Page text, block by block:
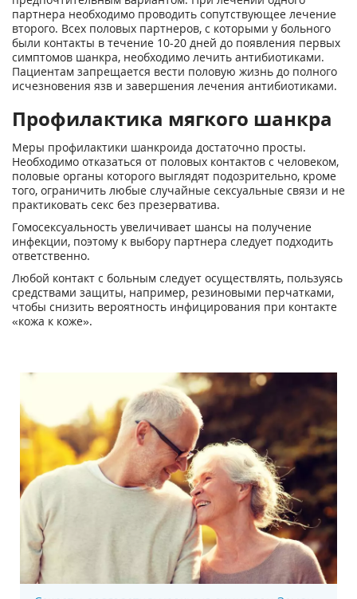
партнера необходимо проводить сопутствующее лечение
второго. Всех половых партнеров, с которыми у больного
были контакты в течение 10-20 дней до появления первых
симптомов шанкра, необходимо лечить антибиотиками.
Пациентам запрещается вести половую жизнь до полного
исчезновения язв и завершения лечения антибиотиками.
Профилактика мягкого шанкра
Меры профилактики шанкроида достаточно просты.
Необходимо отказаться от половых контактов с человеком,
половые органы которого выглядят подозрительно, кроме
того, ограничить любые случайные сексуальные связи и не
практиковать секс без презерватива.
Гомосексуальность увеличивает шансы на получение
инфекции, поэтому к выбору партнера следует подходить
ответственно.
Любой контакт с больным следует осуществлять, пользуясь
средствами защиты, например, резиновыми перчатками,
чтобы снизить вероятность инфицирования при контакте
«кожа к коже».